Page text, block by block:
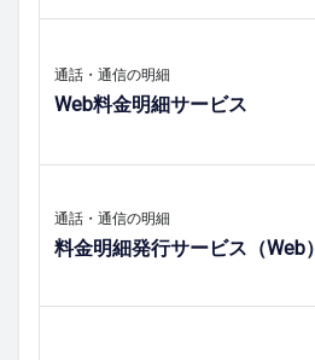
通話・通信の明細
Web料金明細サービス
通話・通信の明細
料金明細発行サービス（Web）